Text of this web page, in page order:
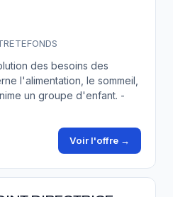
des besoins des
l'alimentation, le sommeil,
un groupe d'enfant. -
Voir l'offre →